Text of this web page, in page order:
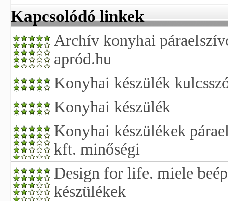
Kapcsolódó linkek
Archív konyhai
apród.hu
Konyhai készülék
Konyhai készülék
Konyhai készülékek
kft. minőségi
Design for life. miele
készülékek